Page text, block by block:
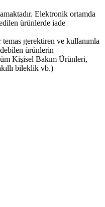
Elektronik ortamda
ürünlerde iade
gerektiren ve kullanımla
ürünlerin
Kişisel Bakım Ürünleri,
bileklik vb.)